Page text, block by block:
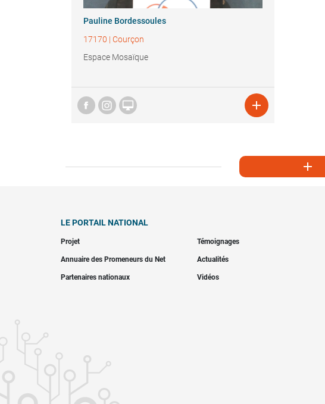
Pauline Bordessoules
17170 | Courçon
Espace Mosaïque
 

LE PORTAIL NATIONAL
Projet Témoignages
Annuaire des Promeneurs du Net Actualités
Partenaires nationaux Vidéos